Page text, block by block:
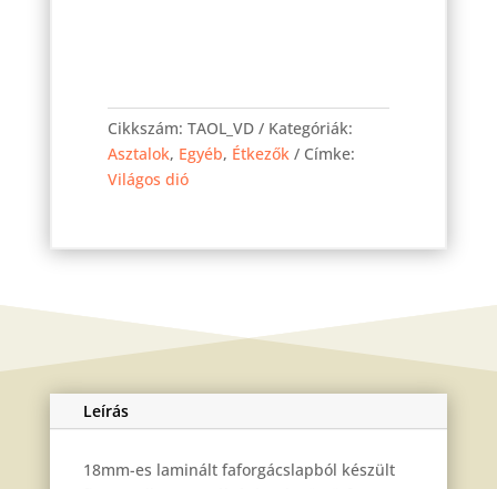
asztal
Világos
Dió
mennyiség
Cikkszám: TAOL_VD
Kategóriák:
Asztalok, Egyéb, Étkezők
Címke:
Világos dió
Leírás
18mm-es laminált faforgácslapból készült